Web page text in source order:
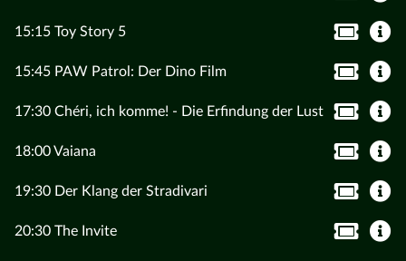
15:15 Toy Story 5
15:45 PAW Patrol: Der Dino Film
17:30 Chéri, ich komme! - Die Erfindung der Lust
18:00 Vaiana
19:30 Der Klang der Stradivari
20:30 The Invite